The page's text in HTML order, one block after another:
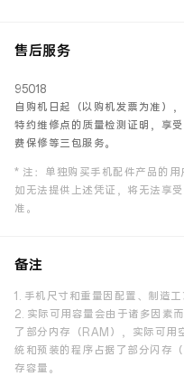
售后服务
95018
自购机日起（以购机发票为准）
特约维修点的质量检测证明，享
费保修等三包服务。
* 注：单独购买手机配件产品的用
如无法提供上述凭证，将无法享
准。
备注
1. 手机尺寸和重量因配置、制造
2. 实际可用容量会由于诸多因素
了部分内存（RAM），实际可用
统和预装的程序占据了部分闪存
存容量。